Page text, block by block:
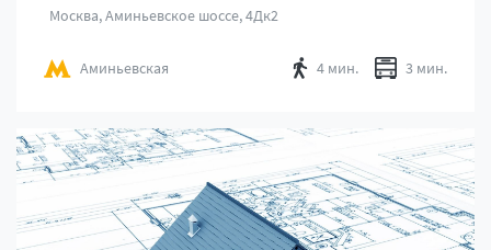
Москва, Аминьевское шоссе, 4Дк2
Аминьевская 4 мин. 3 мин.